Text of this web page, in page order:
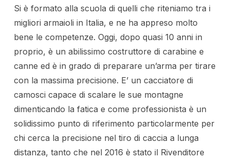
Si è formato alla scuola di quelli che riteniamo tra i
migliori armaioli in Italia, e ne ha appreso molto
bene le competenze. Oggi, dopo quasi 10 anni in
proprio, è un abilissimo costruttore di carabine e
canne ed è in grado di preparare un’arma per tirare
con la massima precisione. E’ un cacciatore di
camosci capace di scalare le sue montagne
dimenticando la fatica e come professionista è un
solidissimo punto di riferimento particolarmente per
chi cerca la precisione nel tiro di caccia a lunga
distanza, tanto che nel 2016 è stato il Rivenditore